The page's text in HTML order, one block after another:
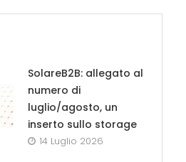
SolareB2B: allegato al
numero di
luglio/agosto, un
inserto sullo storage
14 Luglio 2026